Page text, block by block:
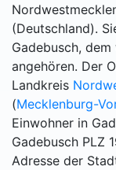
(Deutschland).
Gadebusch,
angehören. Der
Landkreis
(Mecklenburg-
Einwohner in
Gadebusch PLZ
Adresse der